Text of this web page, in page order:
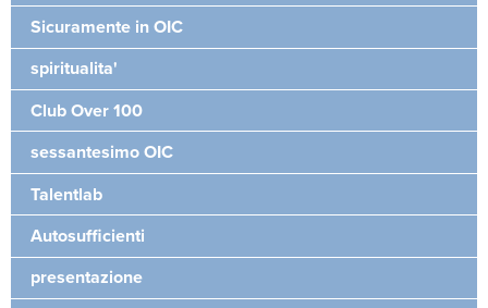
Sicuramente in OIC
spiritualita'
Club Over 100
sessantesimo OIC
Talentlab
Autosufficienti
presentazione